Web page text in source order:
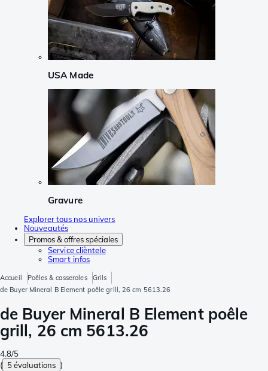
USA Made
Gravure
Explorer tous nos univers
Nouveautés
Promos & offres spéciales
Service clièntele
Smart infos
Accueil Poêles & casseroles
Grils
de Buyer Mineral B Element poêle grill, 26 cm 5613.26
de Buyer Mineral B Element poêle
grill, 26 cm 5613.26
4.8/5
( 5 évaluations )